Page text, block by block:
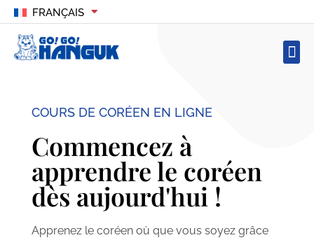
FRANÇAIS
COURS DE CORÉEN EN LIGNE
Commencez à
apprendre le coréen
dès aujourd'hui !
Apprenez le coréen où que vous soyez grâce